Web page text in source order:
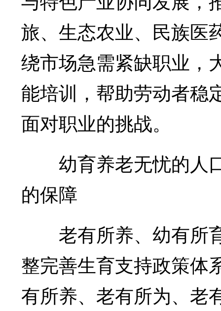
旅、生态农业、民族医
绕市场急需紧缺职业，
能培训，帮助劳动者稳
面对职业的挑战。
幼育养老无忧的人
的保障
老有所养、幼有所
整完善生育支持政策体
有所养、老有所为、老